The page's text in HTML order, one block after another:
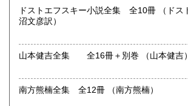
ドストエフスキー小説全集 全10冊 （ドストエフスキー/小
沼文彦訳）
山本健吉全集 全16冊＋別巻 （山本健吉）
南方熊楠全集 全12冊 （南方熊楠）